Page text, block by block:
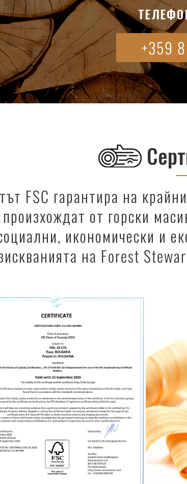
+359
FSC гарантира на
от горски
икономически и
на Forest